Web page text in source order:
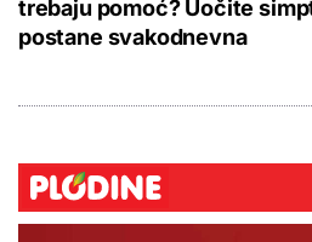
trebaju pomoć? Uočite
postane svakodnevna